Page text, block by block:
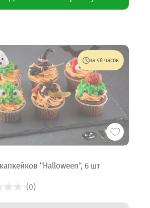
"Halloween", 6 шт
(0)
за 48 часов